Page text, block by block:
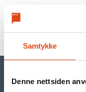
Samtykke
Denne nettsiden